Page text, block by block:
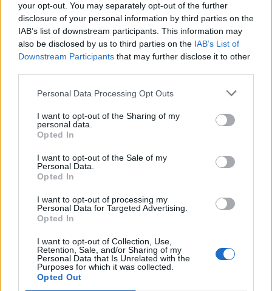
your opt-out. You may separately opt-out of the further
disclosure of your personal information by third parties on the
IAB’s list of downstream participants. This information may
also be disclosed by us to third parties on the IAB’s List of
Downstream Participants that may further disclose it to other
Personal Data Processing Opt Outs
I want to opt-out of the Sharing of my
personal data.
Opted In
I want to opt-out of the Sale of my
Personal Data.
Opted In
I want to opt-out of processing my
Personal Data for Targeted Advertising.
Opted In
I want to opt-out of Collection, Use,
Retention, Sale, and/or Sharing of my
Personal Data that Is Unrelated with the
Purposes for which it was collected.
Opted Out
NEWSROOM/21 Ιουλ 2026
ΥΠΟΔΟΜΕΣ & ΚΑΤΑΣΚΕΥΕΣ
ΓΑΙΑΟΣΕ: Πρόσκληση ενδιαφέροντος για
την αξιοποίηση των σταθμών Λάρισας,
Σε διαδικασία αξιοποίησης περνούν οι σιδηροδρομικοί σταθμοί
Λάρισας, Πλαταμώνα και Κατάκολου, καθώς η ΓΑΙΑΟΣΕ
δημοσίευσε τρεις προσκλήσεις εκδήλωσης μη δεσμευτικού
ενδιαφέροντος, με προθεσμία υποβολής προτάσεων έως τις 15